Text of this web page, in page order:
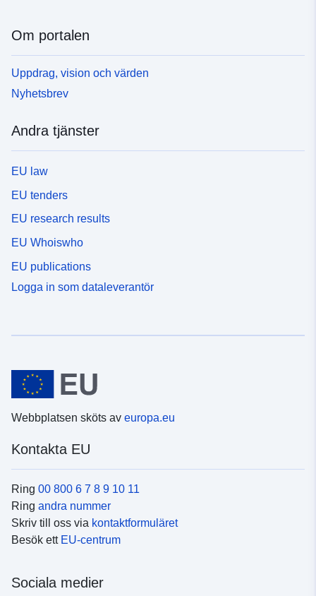
Om portalen
Uppdrag, vision och värden
Nyhetsbrev
Andra tjänster
EU law
EU tenders
EU research results
EU Whoiswho
EU publications
Logga in som dataleverantör
Webbplatsen sköts av europa.eu
Kontakta EU
Ring 00 800 6 7 8 9 10 11
Ring andra nummer
Skriv till oss via kontaktformuläret
Besök ett EU-centrum
Sociala medier